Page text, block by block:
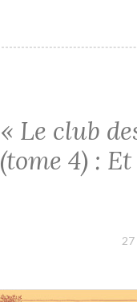
« Le club
(tome 4) :